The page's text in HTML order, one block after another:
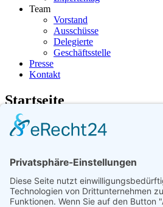
Team
Vorstand
Ausschüsse
Delegierte
Geschäftsstelle
Presse
Kontakt
Startseite
Vorheriger Tag
Montag, 15. Juni 2026
Es wurden keine Events gefunden
Kontaktieren Sie uns